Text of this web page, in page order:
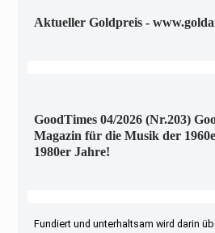
Aktueller Goldpreis -
GoodTimes 04/2026 (Nr.203)
Magazin für die Musik der
1980er Jahre!
Fundiert und unterhaltsam wird darin